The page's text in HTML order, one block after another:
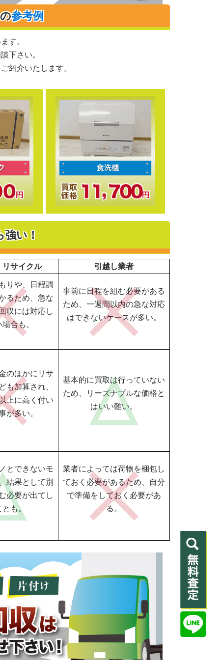
参考例
す。
下さい。
紹介いたします。
い！
サイクル
引越し業者
りや、日程調
るため、急な
収には対応し
合も。
事前に日程を組む必要がある
ため、一週間以内の急な対応
はできないケースが多い。
のほかにリサ
も加算され、
上に高く付い
が多い。
基本的に買取は行っていない
ため、リーズナブルな価格と
はいい難い。
とできないモ
結果として別
必要が出てし
も。
業者によっては荷物を梱包し
ておく必要があるため、自分
で準備をしておく必要があ
る。